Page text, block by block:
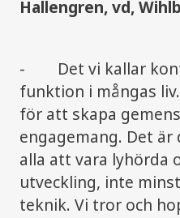
Hallengren, vd,
- Det vi kallar
funktion i mångas
för att skapa
engagemang. Det
alla att vara lyhörda
utveckling, inte
teknik. Vi tror och